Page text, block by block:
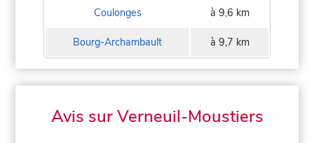
Coulonges à 9,6 km
Bourg-Archambault à 9,7 km
Avis sur Verneuil-Moustiers